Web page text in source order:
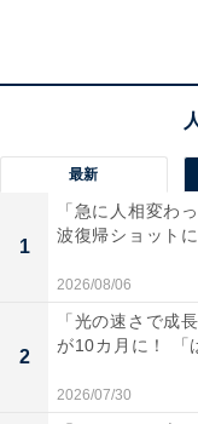
最新
1
「急に人相変わ
波復帰ショット
2026/08/06
2
「光の速さで成
が10カ月に！
2026/07/30